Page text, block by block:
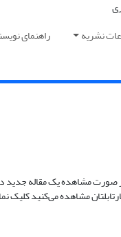
نشریه راهنمای
صورت مشاهده یک مقاله جدید در
مشاهده می‌کنید